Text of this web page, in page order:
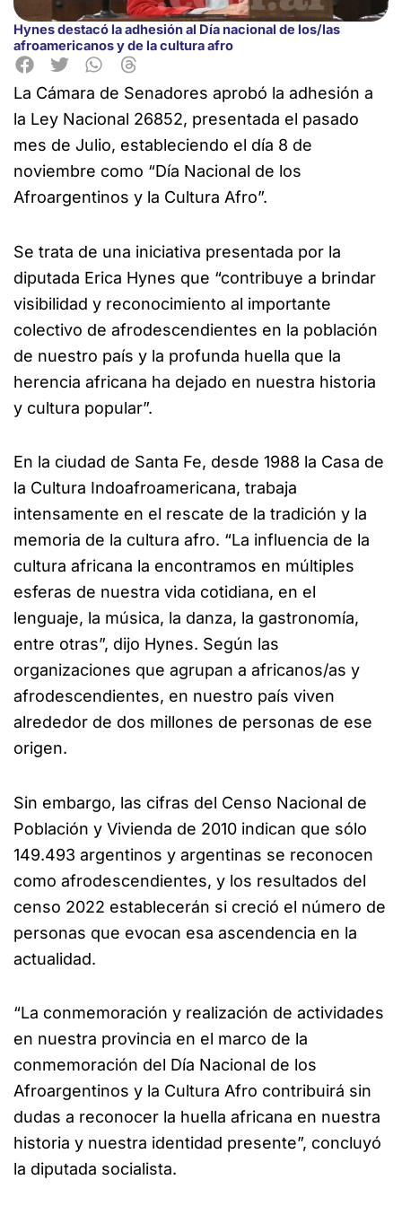
Hynes destacó la adhesión al Día nacional de los/las
afroamericanos y de la cultura afro
La Cámara de Senadores aprobó la adhesión a
la Ley Nacional 26852, presentada el pasado
mes de Julio, estableciendo el día 8 de
noviembre como “Día Nacional de los
Afroargentinos y la Cultura Afro”.
Se trata de una iniciativa presentada por la
diputada Erica Hynes que “contribuye a brindar
visibilidad y reconocimiento al importante
colectivo de afrodescendientes en la población
de nuestro país y la profunda huella que la
herencia africana ha dejado en nuestra historia
y cultura popular”.
En la ciudad de Santa Fe, desde 1988 la Casa de
la Cultura Indoafroamericana, trabaja
intensamente en el rescate de la tradición y la
memoria de la cultura afro. “La influencia de la
cultura africana la encontramos en múltiples
esferas de nuestra vida cotidiana, en el
lenguaje, la música, la danza, la gastronomía,
entre otras”, dijo Hynes. Según las
organizaciones que agrupan a africanos/as y
afrodescendientes, en nuestro país viven
alrededor de dos millones de personas de ese
origen.
Sin embargo, las cifras del Censo Nacional de
Población y Vivienda de 2010 indican que sólo
149.493 argentinos y argentinas se reconocen
como afrodescendientes, y los resultados del
censo 2022 establecerán si creció el número de
personas que evocan esa ascendencia en la
actualidad.
“La conmemoración y realización de actividades
en nuestra provincia en el marco de la
conmemoración del Día Nacional de los
Afroargentinos y la Cultura Afro contribuirá sin
dudas a reconocer la huella africana en nuestra
historia y nuestra identidad presente”, concluyó
la diputada socialista.